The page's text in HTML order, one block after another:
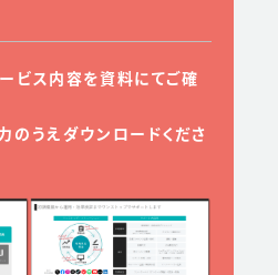
ビス内容を資料にてご確
のうえダウンロードくださ